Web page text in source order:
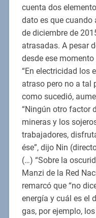
cuenta dos
dato es que
de diciembre de
atrasadas. A pesar
desde ese
“En electricidad los
atraso pero no a tal
como sucedió,
“Ningún otro factor
mineras y los
trabajadores,
ése”, dijo Nin
(…) “Sobre la
Manzi de la Red
remarcó que “no
energía y cuál es el
gas, por ejemplo,